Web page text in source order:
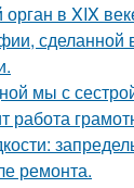
в XIX
сделанной
мы с
работа
ремонта.